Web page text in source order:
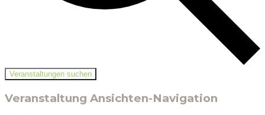
Veranstaltungen suchen
Veranstaltung Ansichten-Navigation